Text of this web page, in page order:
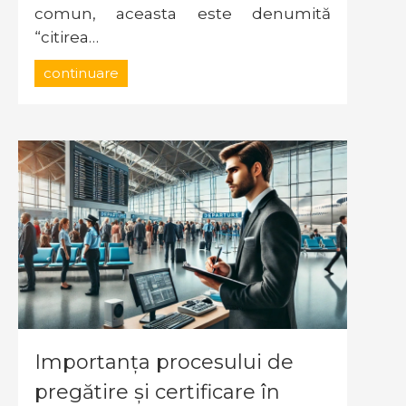
comun, aceasta este denumită
“citirea…
continuare
Importanța procesului de
pregătire și certificare în